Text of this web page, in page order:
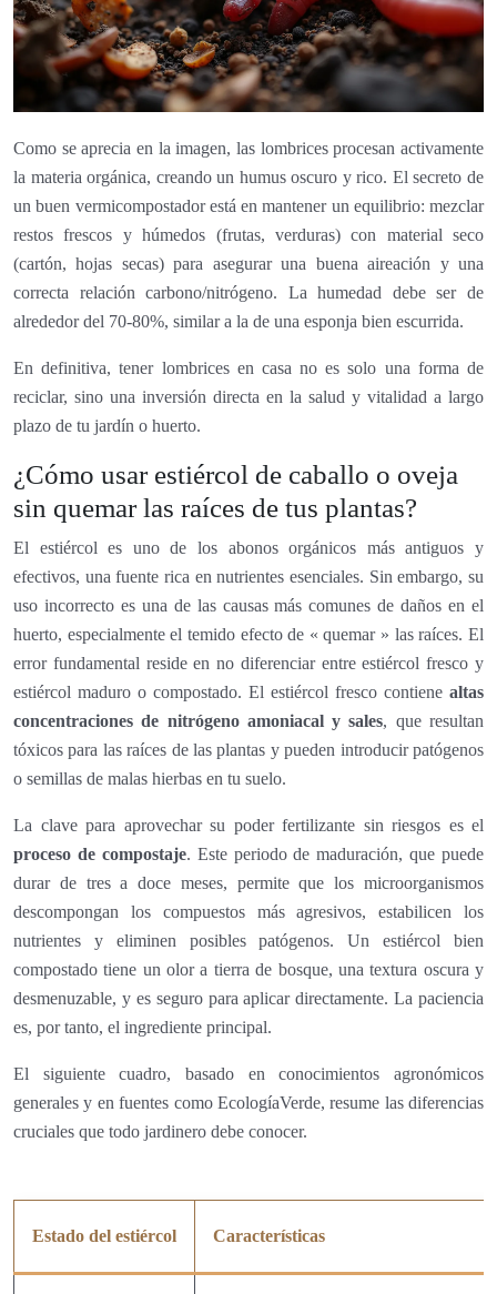
Como se aprecia en la imagen, las lombrices procesan activamente
la materia orgánica, creando un humus oscuro y rico. El secreto de
un buen vermicompostador está en mantener un equilibrio: mezclar
restos frescos y húmedos (frutas, verduras) con material seco
(cartón, hojas secas) para asegurar una buena aireación y una
correcta relación carbono/nitrógeno. La humedad debe ser de
alrededor del 70-80%, similar a la de una esponja bien escurrida.
En definitiva, tener lombrices en casa no es solo una forma de
reciclar, sino una inversión directa en la salud y vitalidad a largo
plazo de tu jardín o huerto.
¿Cómo usar estiércol de caballo o oveja
sin quemar las raíces de tus plantas?
El estiércol es uno de los abonos orgánicos más antiguos y
efectivos, una fuente rica en nutrientes esenciales. Sin embargo, su
uso incorrecto es una de las causas más comunes de daños en el
huerto, especialmente el temido efecto de « quemar » las raíces. El
error fundamental reside en no diferenciar entre estiércol fresco y
estiércol maduro o compostado. El estiércol fresco contiene altas
concentraciones de nitrógeno amoniacal y sales, que resultan
tóxicos para las raíces de las plantas y pueden introducir patógenos
o semillas de malas hierbas en tu suelo.
La clave para aprovechar su poder fertilizante sin riesgos es el
proceso de compostaje. Este periodo de maduración, que puede
durar de tres a doce meses, permite que los microorganismos
descompongan los compuestos más agresivos, estabilicen los
nutrientes y eliminen posibles patógenos. Un estiércol bien
compostado tiene un olor a tierra de bosque, una textura oscura y
desmenuzable, y es seguro para aplicar directamente. La paciencia
es, por tanto, el ingrediente principal.
El siguiente cuadro, basado en conocimientos agronómicos
generales y en fuentes como EcologíaVerde, resume las diferencias
cruciales que todo jardinero debe conocer.
Estado del estiércol Características